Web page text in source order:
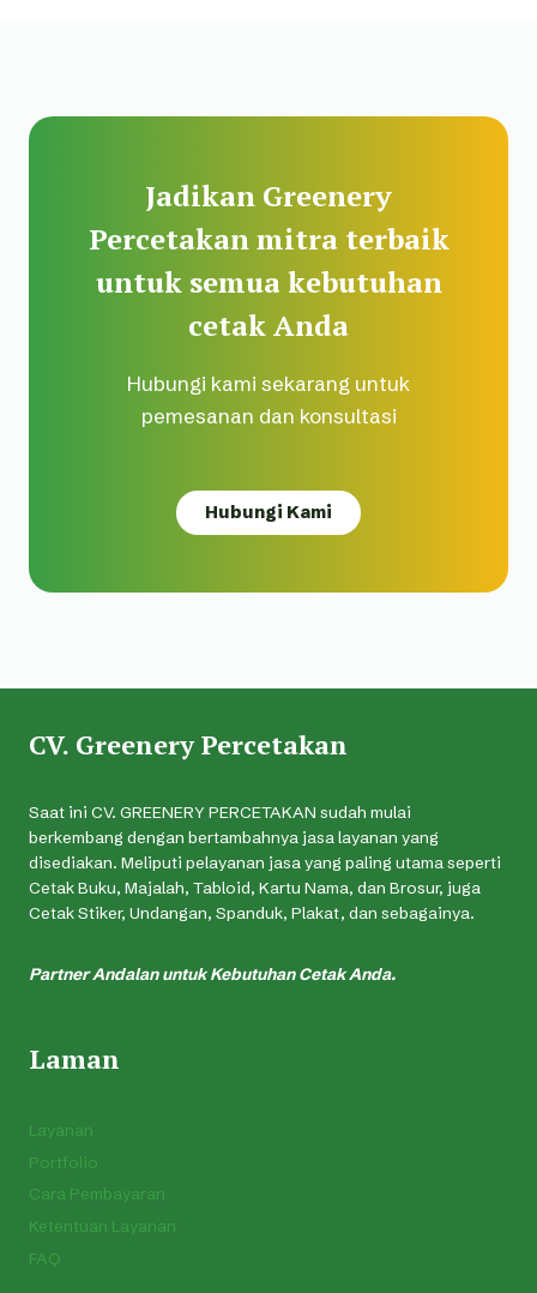
Jadikan Greenery
Percetakan mitra terbaik
untuk semua kebutuhan
cetak Anda
Hubungi kami sekarang untuk
pemesanan dan konsultasi
Hubungi Kami
CV. Greenery Percetakan
Saat ini CV. GREENERY PERCETAKAN sudah mulai
berkembang dengan bertambahnya jasa layanan yang
disediakan. Meliputi pelayanan jasa yang paling utama seperti
Cetak Buku, Majalah, Tabloid, Kartu Nama, dan Brosur, juga
Cetak Stiker, Undangan, Spanduk, Plakat, dan sebagainya.
Partner Andalan untuk Kebutuhan Cetak Anda.
Laman
Layanan
Portfolio
Cara Pembayaran
Ketentuan Layanan
FAQ